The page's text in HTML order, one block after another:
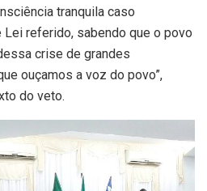
tranquila caso
referido, sabendo que o povo
crise de grandes
ouçamos a voz do povo”,
do veto.